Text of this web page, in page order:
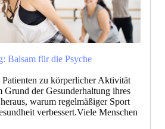
Balsam für die Psyche
zu körperlicher Aktivität
Grund der Gesunderhaltung ihres
warum regelmäßiger Sport
verbessert.Viele Menschen